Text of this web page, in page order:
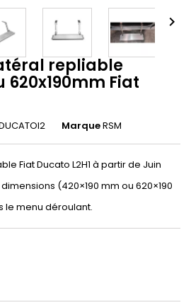

repliable
620x190mm Fiat
MarqueRSM
Fiat Ducato L2H1 à partir de Juin
(420×190 mm ou 620×190
le menu déroulant.